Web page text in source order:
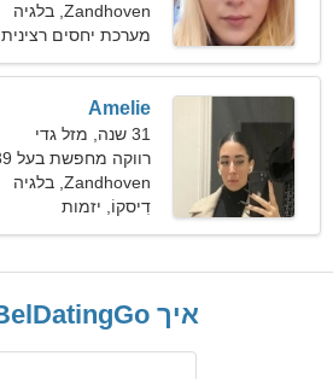
Zandhoven, בלגיה
מערכת יחסים רצינית
Amelie
31 שנה, מזל גדי
רווקה מחפשת בעל 37-39
Zandhoven, בלגיה
דִיסקוֹ, יזמות
איך BelDatingGo עובד